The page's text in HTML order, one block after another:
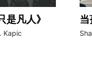
是凡人》
Kapic